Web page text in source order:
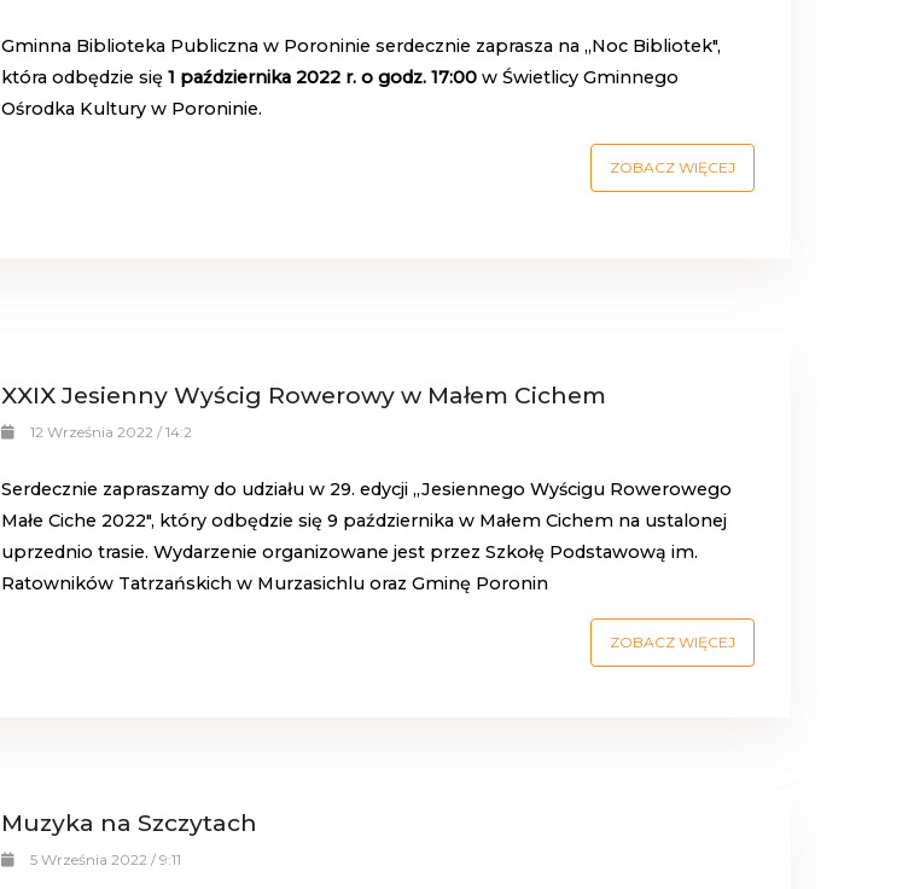
Gminna Biblioteka Publiczna w Poroninie serdecznie zaprasza na ,,Noc Bibliotek",
która odbędzie się 1 października 2022 r. o godz. 17:00 w Świetlicy Gminnego
Ośrodka Kultury w Poroninie.
ZOBACZ WIĘCEJ
XXIX Jesienny Wyścig Rowerowy w Małem Cichem
12 Września 2022 / 14:2
Serdecznie zapraszamy do udziału w 29. edycji ,,Jesiennego Wyścigu Rowerowego
Małe Ciche 2022", który odbędzie się 9 października w Małem Cichem na ustalonej
uprzednio trasie. Wydarzenie organizowane jest przez Szkołę Podstawową im.
Ratowników Tatrzańskich w Murzasichlu oraz Gminę Poronin
ZOBACZ WIĘCEJ
Muzyka na Szczytach
5 Września 2022 / 9:11